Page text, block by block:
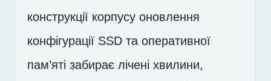
конструкції корпусу оновлення
конфігурації SSD та оперативної
пам’яті забирає лічені хвилини,